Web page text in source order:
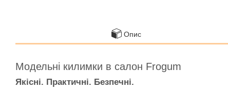
Опис
Модельні килимки в салон Frogum
Якісні. Практичні. Безпечні.